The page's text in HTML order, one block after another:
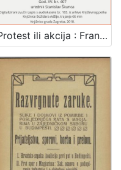
Protest ili akcija : Franz Josef Degenhardt njemački protestni pjesnik i šansonjer : Književni petak, dvorana u Novinarskom domu, 12. 5. 1972., br. 407 / o pjesniku govori i pjeva šansone Rupprecht Slavko Baur ; urednik Stanislav Škunca